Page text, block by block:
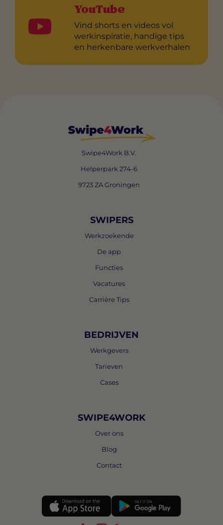
YouTube
Vind shorts en videos vol
werkinspiratie, handige tips
en herkenbare werkverhalen
Swipe4Work B.V.
Helperpark 274-6
9723 ZA Groningen
SWIPERS
Werkzoekende
De app
Functies
Vacatures
Carrière Tips
BEDRIJVEN
Werkgevers
Tarieven
Cases
SWIPE4WORK
Over ons
Blog
Contact